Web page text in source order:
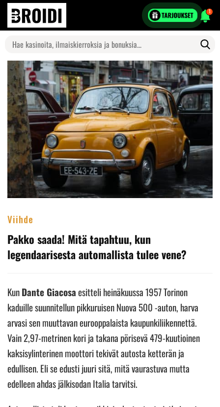
1
Search
for:
Viihde
Pakko saada! Mitä tapahtuu, kun
legendaarisesta automallista tulee vene?
KunDante Giacosaesitteli heinäkuussa 1957 Torinon
kaduille suunnitellun pikkuruisen Nuova 500 -auton, harva
arvasi sen muuttavan eurooppalaista kaupunkiliikennettä.
Vain 2,97-metrinen kori ja takana pörisevä 479-kuutioinen
kaksisylinterinen moottori tekivät autosta ketterän ja
edullisen. Eli se edusti juuri sitä, mitä vaurastuva mutta
edelleen ahdas jälkisodan Italia tarvitsi.